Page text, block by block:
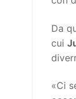
Da
cui
«Ci